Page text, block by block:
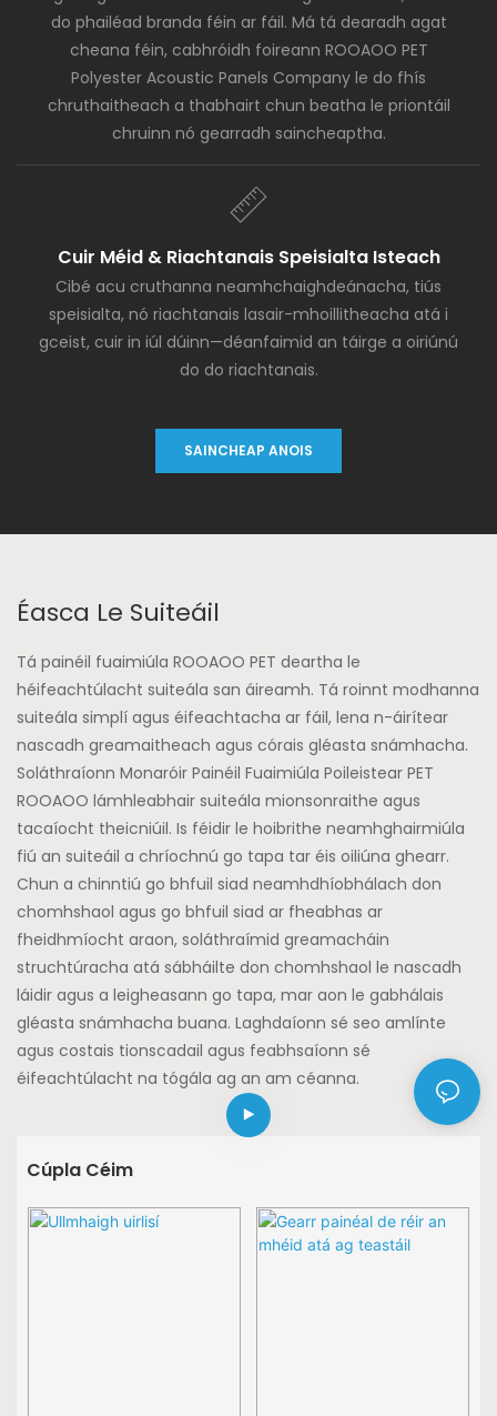
do phailéad branda féin ar fáil. Má tá dearadh agat
cheana féin, cabhróidh foireann ROOAOO PET
Polyester Acoustic Panels Company le do fhís
chruthaitheach a thabhairt chun beatha le priontáil
chruinn nó gearradh saincheaptha.
Cuir Méid & Riachtanais Speisialta Isteach
Cibé acu cruthanna neamhchaighdeánacha, tiús
speisialta, nó riachtanais lasair-mhoillitheacha atá i
gceist, cuir in iúl dúinn—déanfaimid an táirge a oiriúnú
do do riachtanais.
SAINCHEAP ANOIS
Éasca Le Suiteáil
Tá painéil fuaimiúla ROOAOO PET deartha le
héifeachtúlacht suiteála san áireamh. Tá roinnt modhanna
suiteála simplí agus éifeachtacha ar fáil, lena n-áirítear
nascadh greamaitheach agus córais gléasta snámhacha.
Soláthraíonn Monaróir Painéil Fuaimiúla Poileistear PET
ROOAOO lámhleabhair suiteála mionsonraithe agus
tacaíocht theicniúil. Is féidir le hoibrithe neamhghairmiúla
fiú an suiteáil a chríochnú go tapa tar éis oiliúna ghearr.
Chun a chinntiú go bhfuil siad neamhdhíobhálach don
chomhshaol agus go bhfuil siad ar fheabhas ar
fheidhmíocht araon, soláthraímid greamacháin
struchtúracha atá sábháilte don chomhshaol le nascadh
láidir agus a leigheasann go tapa, mar aon le gabhálais
gléasta snámhacha buana. Laghdaíonn sé seo amlínte
agus costais tionscadail agus feabhsaíonn sé
éifeachtúlacht na tógála ag an am céanna.
Cúpla Céim